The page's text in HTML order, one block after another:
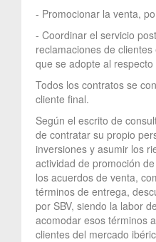
- Promocionar la venta,
- Coordinar el servicio
reclamaciones de
que se adopte al respecto
Todos los contratos se
cliente final.
Según el escrito de
de contratar su propio
inversiones y asumir los
actividad de promoción
los acuerdos de venta,
términos de entrega,
por SBV, siendo la labor
acomodar esos términos
clientes del mercado